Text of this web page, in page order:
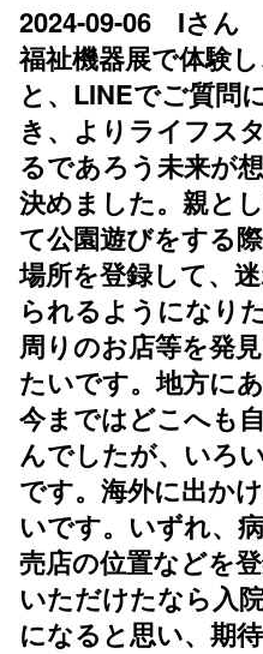
2024-09-06 Iさん
福祉機器展で体験
と、LINEでご質問
き、よりライフス
るであろう未来が
決めました。親と
て公園遊びをする
場所を登録して、
られるようになり
周りのお店等を発
たいです。地方に
今まではどこへも
んでしたが、いろ
です。海外に出か
いです。いずれ、
売店の位置などを
いただけたなら入
になると思い、期